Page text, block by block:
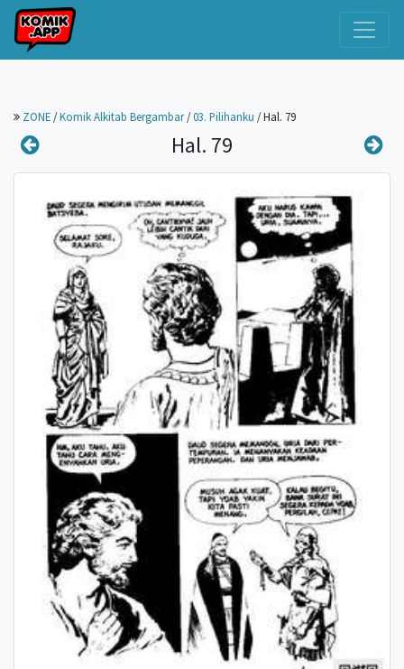
ZONE /Komik Alkitab Bergambar /03. Pilihanku /Hal. 79
Hal. 79